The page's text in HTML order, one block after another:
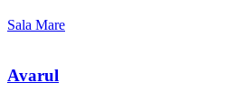
Sala Mare
Avarul